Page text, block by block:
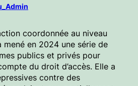
coordonnée au niveau
mené en 2024 une série de
publics et privés pour
du droit d’accès. Elle a
contre des